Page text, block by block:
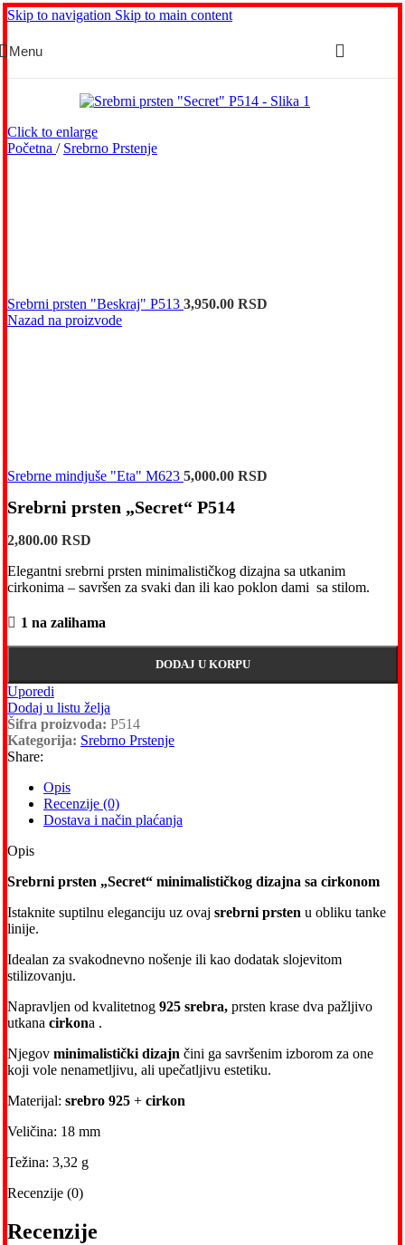
Skip to navigation Skip to main content
Menu
Click to enlarge
Početna / Srebrno Prstenje
Srebrni prsten "Beskraj" P513 3,950.00 RSD
Nazad na proizvode
Srebrne mindjuše "Eta" M623 5,000.00 RSD
Srebrni prsten „Secret“ P514
2,800.00 RSD
Elegantni srebrni prsten minimalističkog dizajna sa utkanim
cirkonima – savršen za svaki dan ili kao poklon dami sa stilom.
1 na zalihama
DODAJ U KORPU
Uporedi
Dodaj u listu želja
Šifra proizvoda: P514
Kategorija: Srebrno Prstenje
Share:
Opis
Recenzije (0)
Dostava i način plaćanja
Opis
Srebrni prsten „Secret“ minimalističkog dizajna sa cirkonom
Istaknite suptilnu eleganciju uz ovaj srebrni prsten u obliku tanke
linije.
Idealan za svakodnevno nošenje ili kao dodatak slojevitom
stilizovanju.
Napravljen od kvalitetnog 925 srebra, prsten krase dva pažljivo
utkana cirkona .
Njegov minimalistički dizajn čini ga savršenim izborom za one
koji vole nenametljivu, ali upečatljivu estetiku.
Materijal: srebro 925 + cirkon
Veličina: 18 mm
Težina: 3,32 g
Recenzije (0)
Recenzije